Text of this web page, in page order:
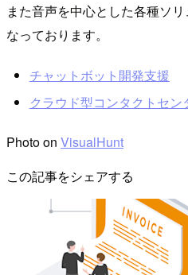
また音声を中心とした各種ソ
なっております。
チャットボット開発支援
クラウド型コンタクトセ
Photo on VisualHunt
この記事をシェアする